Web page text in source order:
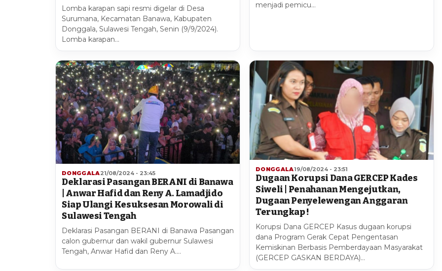
Lomba karapan sapi resmi digelar di Desa
Surumana, Kecamatan Banawa, Kabupaten
Donggala, Sulawesi Tengah, Senin (9/9/2024).
Lomba karapan…
menjadi pemicu…
DONGGALA21/08/2024 - 23:45
Deklarasi Pasangan BERANI di Banawa
| Anwar Hafid dan Reny A. Lamadjido
Siap Ulangi Kesuksesan Morowali di
Sulawesi Tengah
Deklarasi Pasangan BERANI di Banawa Pasangan
calon gubernur dan wakil gubernur Sulawesi
Tengah, Anwar Hafid dan Reny A.…
DONGGALA19/08/2024 - 23:51
Dugaan Korupsi Dana GERCEP Kades
Siweli | Penahanan Mengejutkan,
Dugaan Penyelewengan Anggaran
Terungkap !
Korupsi Dana GERCEP Kasus dugaan korupsi
dana Program Gerak Cepat Pengentasan
Kemiskinan Berbasis Pemberdayaan Masyarakat
(GERCEP GASKAN BERDAYA)…